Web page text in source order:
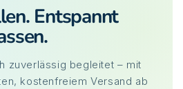
Entspannt
zuverlässig begleitet – mit
kostenfreiem Versand ab